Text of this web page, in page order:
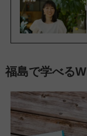
福島で学べる